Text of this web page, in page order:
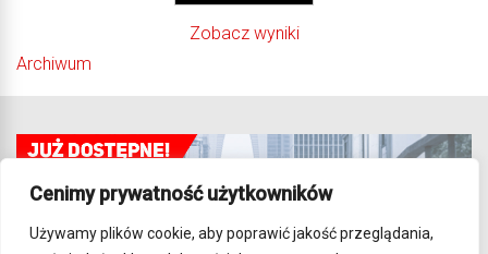
Cenimy prywatność użytkowników
Używamy plików cookie, aby poprawić jakość przeglądania,
Zobacz wyniki
Archiwum